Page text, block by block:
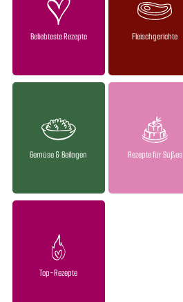
Beliebteste Rezepte Fleischgerichte
Gemüse & Beilagen Rezepte für Süßes
Top-Rezepte